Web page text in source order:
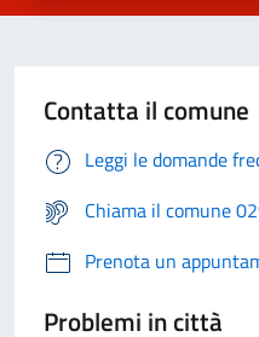
Contatta il comune
Leggi le domande
Chiama il comune
Prenota un
Problemi in città